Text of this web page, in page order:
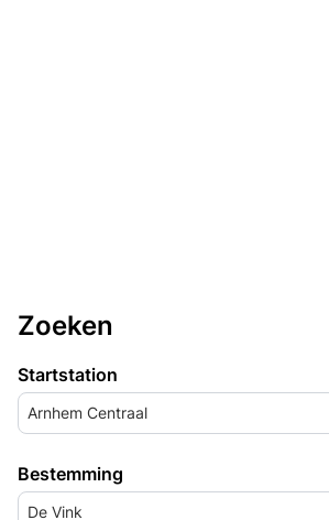
Zoeken
Startstation
Arnhem Centraal
Bestemming
De Vink